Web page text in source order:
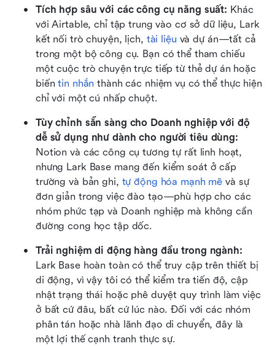
Tích hợp sâu với các công cụ năng suất: Khác
với Airtable, chỉ tập trung vào cơ sở dữ liệu, Lark
kết nối trò chuyện, lịch, tài liệu và dự án—tất cả
trong một bộ công cụ. Bạn có thể tham chiếu
một cuộc trò chuyện trực tiếp từ thẻ dự án hoặc
biến tin nhắn thành các nhiệm vụ có thể thực hiện
chỉ với một cú nhấp chuột.
Tùy chỉnh sẵn sàng cho Doanh nghiệp với độ
dễ sử dụng như dành cho người tiêu dùng:
Notion và các công cụ tương tự rất linh hoạt,
nhưng Lark Base mang đến kiểm soát ở cấp
trường và bản ghi, tự động hóa mạnh mẽ và sự
đơn giản trong việc đào tạo—phù hợp cho các
nhóm phức tạp và Doanh nghiệp mà không cần
đường cong học tập dốc.
Trải nghiệm di động hàng đầu trong ngành:
Lark Base hoàn toàn có thể truy cập trên thiết bị
di động, vì vậy tôi có thể kiểm tra tiến độ, cập
nhật trạng thái hoặc phê duyệt quy trình làm việc
ở bất cứ đâu, bất cứ lúc nào. Đối với các nhóm
phân tán hoặc nhà lãnh đạo di chuyển, đây là
một lợi thế cạnh tranh thực sự.